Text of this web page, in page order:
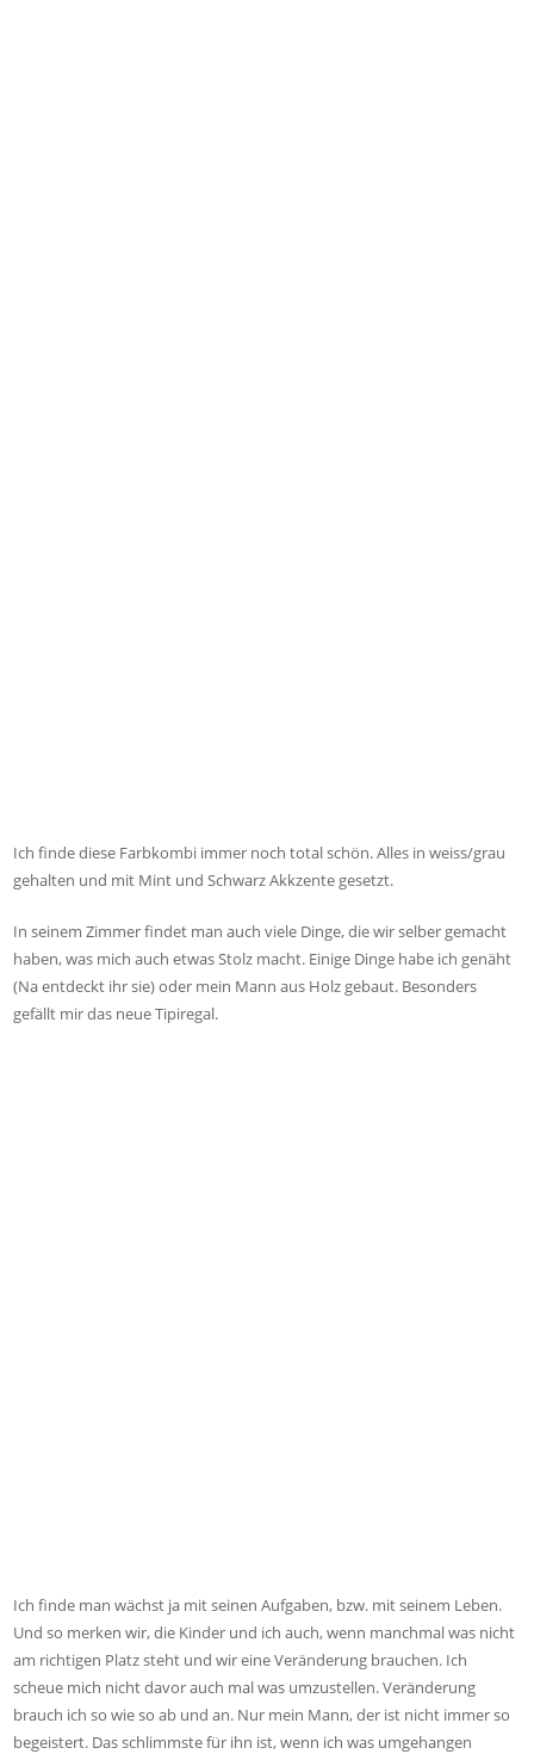
Ich finde diese Farbkombi immer noch total schön. Alles in weiss/grau
gehalten und mit Mint und Schwarz Akkzente gesetzt.
In seinem Zimmer findet man auch viele Dinge, die wir selber gemacht
haben, was mich auch etwas Stolz macht. Einige Dinge habe ich genäht
(Na entdeckt ihr sie) oder mein Mann aus Holz gebaut. Besonders
gefällt mir das neue Tipiregal.
Ich finde man wächst ja mit seinen Aufgaben, bzw. mit seinem Leben.
Und so merken wir, die Kinder und ich auch, wenn manchmal was nicht
am richtigen Platz steht und wir eine Veränderung brauchen. Ich
scheue mich nicht davor auch mal was umzustellen. Veränderung
brauch ich so wie so ab und an. Nur mein Mann, der ist nicht immer so
begeistert. Das schlimmste für ihn ist, wenn ich was umgehangen